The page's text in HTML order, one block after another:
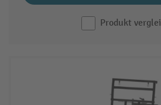
Produkt